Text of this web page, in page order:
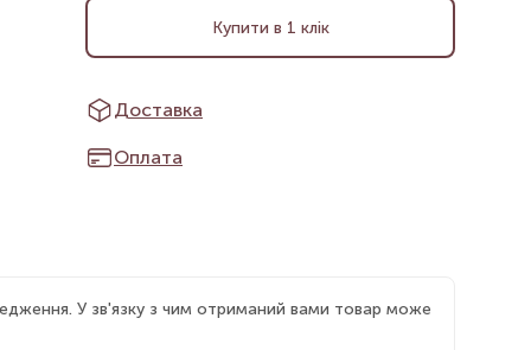
Купити в 1 клік
Доставка
Оплата
У зв'язку з чим отриманий вами товар може